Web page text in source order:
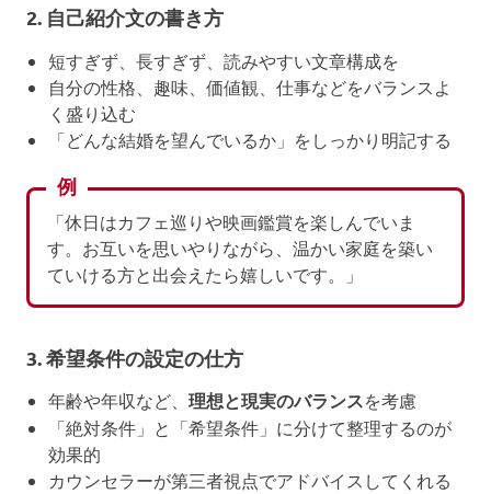
2. 自己紹介文の書き方
短すぎず、長すぎず、読みやすい文章構成を
自分の性格、趣味、価値観、仕事などをバランスよ
く盛り込む
「どんな結婚を望んでいるか」をしっかり明記する
例
「休日はカフェ巡りや映画鑑賞を楽しんでいま
す。お互いを思いやりながら、温かい家庭を築い
ていける方と出会えたら嬉しいです。」
3. 希望条件の設定の仕方
年齢や年収など、 理想と現実のバランスを考慮
「絶対条件」と「希望条件」に分けて整理するのが
効果的
カウンセラーが第三者視点でアドバイスしてくれる